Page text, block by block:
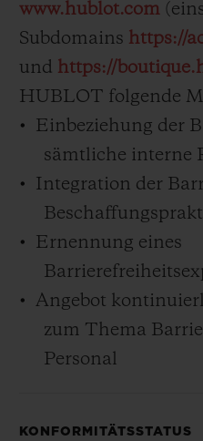
www.hublot.com
Subdomains https://
und https://
HUBLOT folgende
Einbeziehung der
sämtliche interne
Integration der
Ernennung eines
Angebot
zum Thema
Personal
KONFORMITÄTSSTATUS